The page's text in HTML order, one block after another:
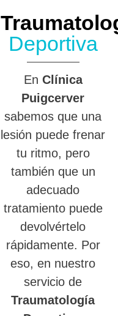
Deportiva
En Clínica
Puigcerver
sabemos que una
lesión puede frenar
tu ritmo, pero
también que un
adecuado
tratamiento puede
devolvértelo
rápidamente. Por
eso, en nuestro
servicio de
Traumatología